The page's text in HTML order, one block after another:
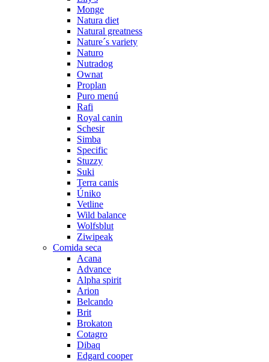
Monge
Natura diet
Natural greatness
Nature´s variety
Naturo
Nutradog
Ownat
Proplan
Puro menú
Rafi
Royal canin
Schesir
Simba
Specific
Stuzzy
Suki
Terra canis
Úniko
Vetline
Wild balance
Wolfsblut
Ziwipeak
Comida seca
Acana
Advance
Alpha spirit
Arion
Belcando
Brit
Brokaton
Cotagro
Dibaq
Edgard cooper